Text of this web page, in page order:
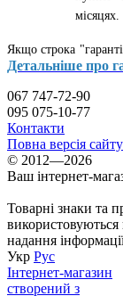
місяцях.
Якщо строка
Детальніше про
067 747-72-90
095 075-10-77
Контакти
Повна версія сайту
© 2012—2026
Ваш інтернет-
Товарні знаки та
надання
Укр Рус
Інтернет-магазин
створений з